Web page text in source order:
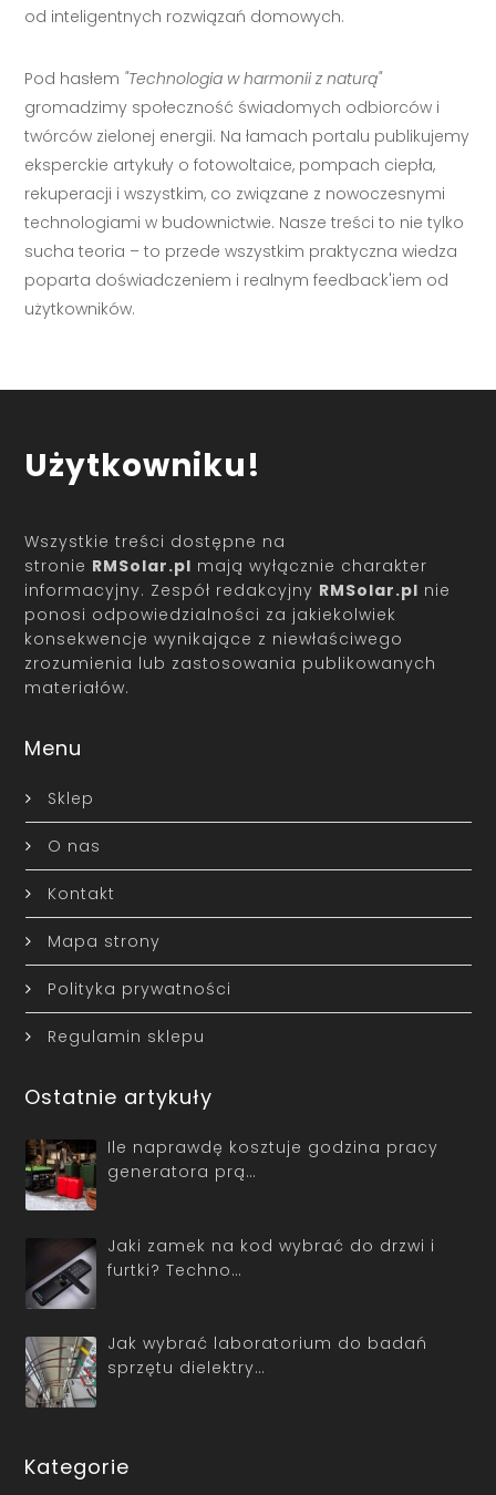
od inteligentnych rozwiązań domowych.
Pod hasłem "Technologia w harmonii z naturą"
gromadzimy społeczność świadomych odbiorców i
twórców zielonej energii. Na łamach portalu publikujemy
eksperckie artykuły o fotowoltaice, pompach ciepła,
rekuperacji i wszystkim, co związane z nowoczesnymi
technologiami w budownictwie. Nasze treści to nie tylko
sucha teoria – to przede wszystkim praktyczna wiedza
poparta doświadczeniem i realnym feedback'iem od
użytkowników.
Użytkowniku!
Wszystkie treści dostępne na
stronie RMSolar.pl mają wyłącznie charakter
informacyjny. Zespół redakcyjny RMSolar.pl nie
ponosi odpowiedzialności za jakiekolwiek
konsekwencje wynikające z niewłaściwego
zrozumienia lub zastosowania publikowanych
materiałów.
Menu
Sklep
O nas
Kontakt
Mapa strony
Polityka prywatności
Regulamin sklepu
Ostatnie artykuły
Ile naprawdę kosztuje godzina pracy
generatora prą…
Jaki zamek na kod wybrać do drzwi i
furtki? Techno…
Jak wybrać laboratorium do badań
sprzętu dielektry…
Kategorie